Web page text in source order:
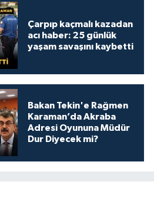
Çarpıp kaçmalı kazadan
acı haber: 25 günlük
yaşam savaşını kaybetti
Bakan Tekin'e Rağmen
Karaman’da Akraba
Adresi Oyununa Müdür
Dur Diyecek mi?